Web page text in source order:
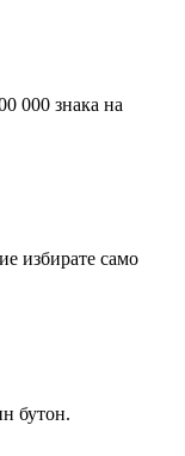
000 знака на
избирате само
бутон.